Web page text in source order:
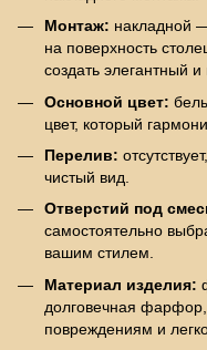
Монтаж: накладной
на поверхность
создать элегантный
Основной цвет:
цвет, который
Перелив:
чистый вид.
Отверстий под
самостоятельно
вашим стилем.
Материал изделия:
долговечная
повреждениям и